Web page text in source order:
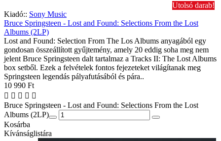
Utolsó darab!
Kiadó:: Sony Music
Bruce Springsteen - Lost and Found: Selections From the Lost
Albums (2LP)
Lost and Found: Selection From The Los Albums anyagából egy
gondosan összeállított gyűjtemény, amely 20 eddig soha meg nem
jelent Bruce Springsteen dalt tartalmaz a Tracks II: The Lost Albums
box setből. Ezek a felvételek fontos fejezeteket világítanak meg
Springsteen legendás pályafutásából és pára..
10 990 Ft
Bruce Springsteen - Lost and Found: Selections From the Lost
Albums (2LP)
Kosárba
Kívánságlistára